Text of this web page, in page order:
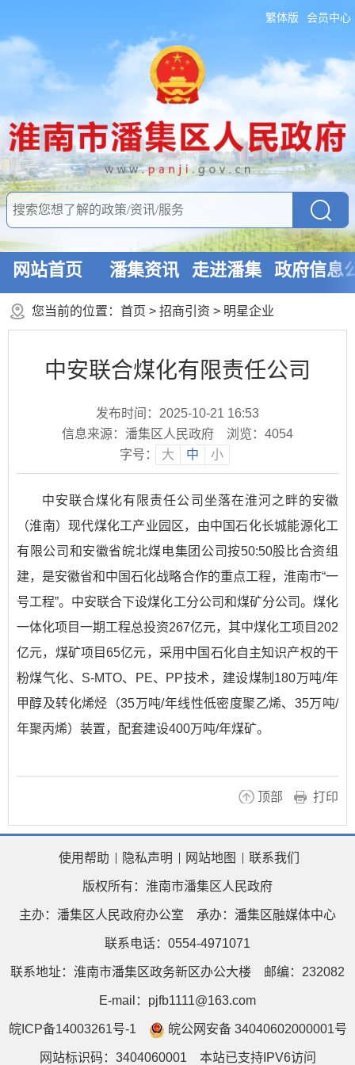
繁体版 会员中心
网站首页 潘集资讯 走进潘集 政府信息
您当前的位置： 首页 > 招商引资 > 明星企业
中安联合煤化有限责任公司
发布时间：2025-10-21 16:53
信息来源：潘集区人民政府
浏览： 4054
字号：
大 中 小
中安联合煤化有限责任公司坐落在淮河之畔的安徽
（淮南）现代煤化工产业园区，由中国石化长城能源化工
有限公司和安徽省皖北煤电集团公司按50:50股比合资组
建，是安徽省和中国石化战略合作的重点工程，淮南市“一
号工程”。中安联合下设煤化工分公司和煤矿分公司。煤化
一体化项目一期工程总投资267亿元，其中煤化工项目202
亿元，煤矿项目65亿元，采用中国石化自主知识产权的干
粉煤气化、S-MTO、PE、PP技术，建设煤制180万吨/年
甲醇及转化烯烃（35万吨/年线性低密度聚乙烯、35万吨/
年聚丙烯）装置，配套建设400万吨/年煤矿。
顶部 打印
使用帮助 隐私声明 网站地图 联系我们
版权所有：淮南市潘集区人民政府
主办：潘集区人民政府办公室 承办：潘集区融媒体中心
联系电话：0554-4971071
联系地址：淮南市潘集区政务新区办公大楼 邮编：232082
E-mail：pjfb1111@163.com
皖ICP备14003261号-1 皖公网安备 34040602000001号
网站标识码：3404060001 本站已支持IPV6访问